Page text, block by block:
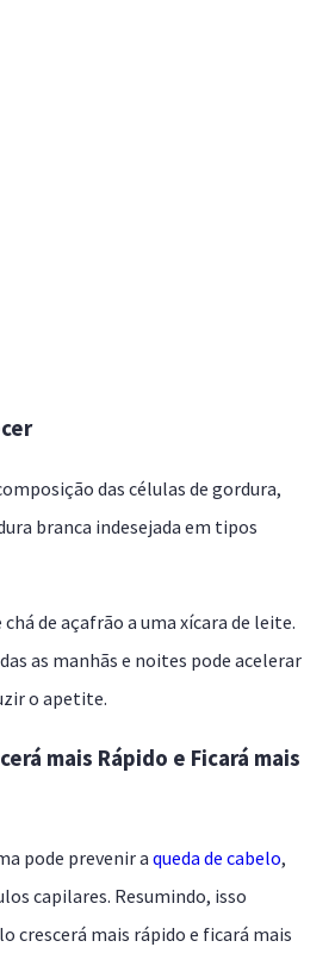
das células de gordura,
branca indesejada em tipos
de açafrão a uma xícara de leite.
as manhãs e noites pode acelerar
o apetite.
mais Rápido e Ficará mais
pode prevenir a queda de cabelo,
capilares. Resumindo, isso
crescerá mais rápido e ficará mais